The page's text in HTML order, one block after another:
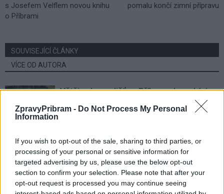
ZpravyPribram - Do Not Process My Personal
Information
If you wish to opt-out of the sale, sharing to third parties, or
processing of your personal or sensitive information for
targeted advertising by us, please use the below opt-out
section to confirm your selection. Please note that after your
opt-out request is processed you may continue seeing
s Josefem Velflem novou knihu
o Příbrami
pomalu končí zimní přípravu
SOUVISEJÍCÍ ČLÁNKY
VÍCE OD AUTORA
Zpravodajství
Většina koupališť na Příbramsku nabízí
výborné podmínky. Horší voda je jen na
Živohošti
Zpravodajství
Příbram modernizuje parkovací automaty.
Přibudou i tři nové poblíž Svaté Hory
Středočeský kraj upravil pravidla soutěže.